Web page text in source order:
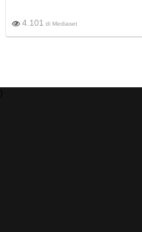
4.101 di Mediaset